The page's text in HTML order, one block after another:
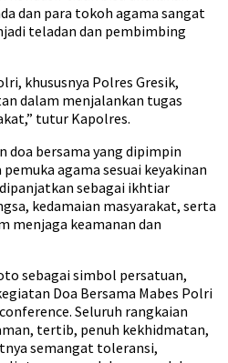
dan para tokoh agama sangat
teladan dan pembimbing
khususnya Polres Gresik,
dalam menjalankan tugas
tutur Kapolres.
doa bersama yang dipimpin
agama sesuai keyakinan
sebagai ikhtiar
kedamaian masyarakat, serta
menjaga keamanan dan
sebagai simbol persatuan,
Doa Bersama Mabes Polri
Seluruh rangkaian
tertib, penuh kekhidmatan,
semangat toleransi,